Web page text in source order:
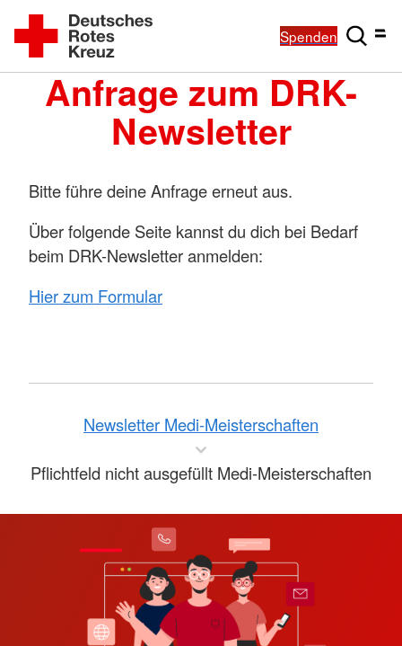
Spenden
Anfrage zum DRK-
Newsletter
Bitte führe deine Anfrage erneut aus.
Über folgende Seite kannst du dich bei Bedarf
beim DRK-Newsletter anmelden:
Hier zum Formular
Newsletter Medi-Meisterschaften
Pflichtfeld nicht ausgefüllt Medi-Meisterschaften